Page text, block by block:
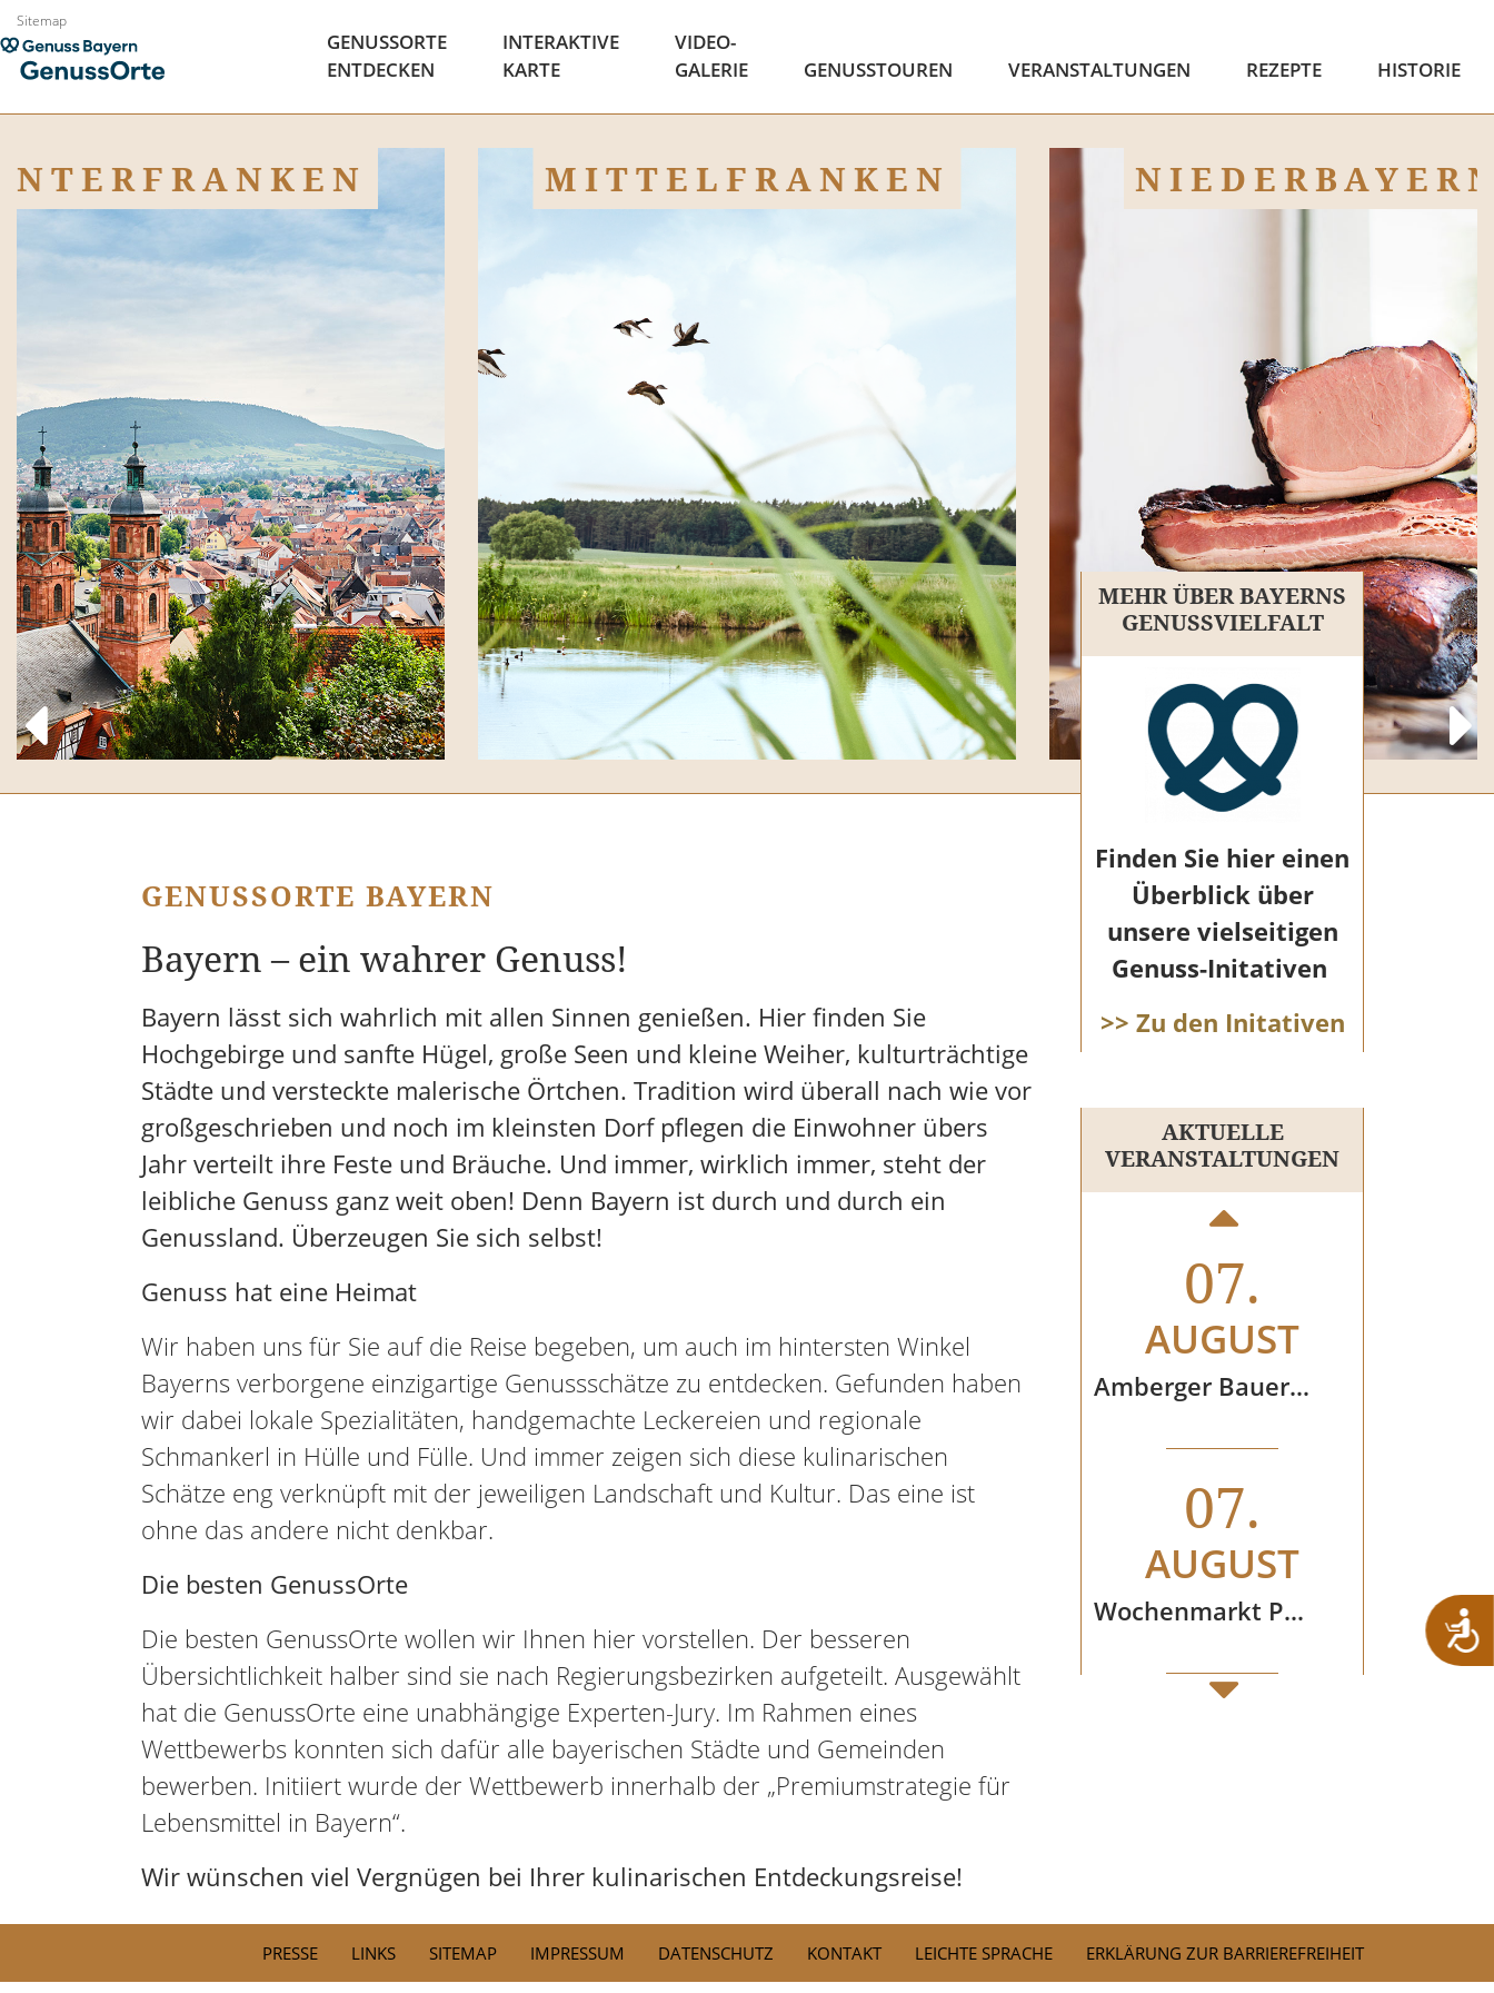
Sitemap
GENUSSORTE
ENTDECKEN
INTERAKTIVE
KARTE
VIDEO-
GALERIE
GENUSSTOUREN VERANSTALTUNGEN REZEPTE HISTORIE
MITTELFRANKEN
GENUSSORTE BAYERN
Bayern – ein wahrer Genuss!
Bayern lässt sich wahrlich mit allen Sinnen genießen. Hier finden Sie
Hochgebirge und sanfte Hügel, große Seen und kleine Weiher, kulturträchtige
Städte und versteckte malerische Örtchen. Tradition wird überall nach wie vor
großgeschrieben und noch im kleinsten Dorf pflegen die Einwohner übers
Jahr verteilt ihre Feste und Bräuche. Und immer, wirklich immer, steht der
leibliche Genuss ganz weit oben! Denn Bayern ist durch und durch ein
Genussland. Überzeugen Sie sich selbst!
Genuss hat eine Heimat
Wir haben uns für Sie auf die Reise begeben, um auch im hintersten Winkel
Bayerns verborgene einzigartige Genussschätze zu entdecken. Gefunden haben
wir dabei lokale Spezialitäten, handgemachte Leckereien und regionale
Schmankerl in Hülle und Fülle. Und immer zeigen sich diese kulinarischen
Schätze eng verknüpft mit der jeweiligen Landschaft und Kultur. Das eine ist
ohne das andere nicht denkbar.
Die besten GenussOrte
Die besten GenussOrte wollen wir Ihnen hier vorstellen. Der besseren
Übersichtlichkeit halber sind sie nach Regierungsbezirken aufgeteilt. Ausgewählt
hat die GenussOrte eine unabhängige Experten-Jury. Im Rahmen eines
Wettbewerbs konnten sich dafür alle bayerischen Städte und Gemeinden
bewerben. Initiiert wurde der Wettbewerb innerhalb der „Premiumstrategie für
Lebensmittel in Bayern“.
Wir wünschen viel Vergnügen bei Ihrer kulinarischen Entdeckungsreise!
MEHR ÜBER BAYERNS
GENUSSVIELFALT
Finden Sie hier einen
Überblick über
unsere vielseitigen
Genuss-Initativen
>> Zu den Initativen
AKTUELLE
VERANSTALTUNGEN
08.
AUGUST
Bayreuther Wochenmarkt
08.
AUGUST
Öffentliche Brauereiführung in der Stadtbrauerei Spalt mit BierProbe
07.
AUGUST
Amberger Bauernmarkt & Wochenmarkt
07.
AUGUST
Wochenmarkt Prientaler Bergbauernladen
08.
PRESSE LINKS SITEMAP IMPRESSUM DATENSCHUTZ KONTAKT LEICHTE SPRACHE ERKLÄRUNG ZUR BARRIEREFREIHEIT